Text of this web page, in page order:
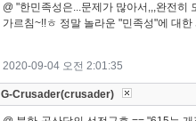
@ "한민족성은...문제가 많아서,,,완전히
가르침~!!ㅎ 정말 놀라운 "민족성"에 대
2020-09-04 오전 2:01:35
G-Crusader(crusader)